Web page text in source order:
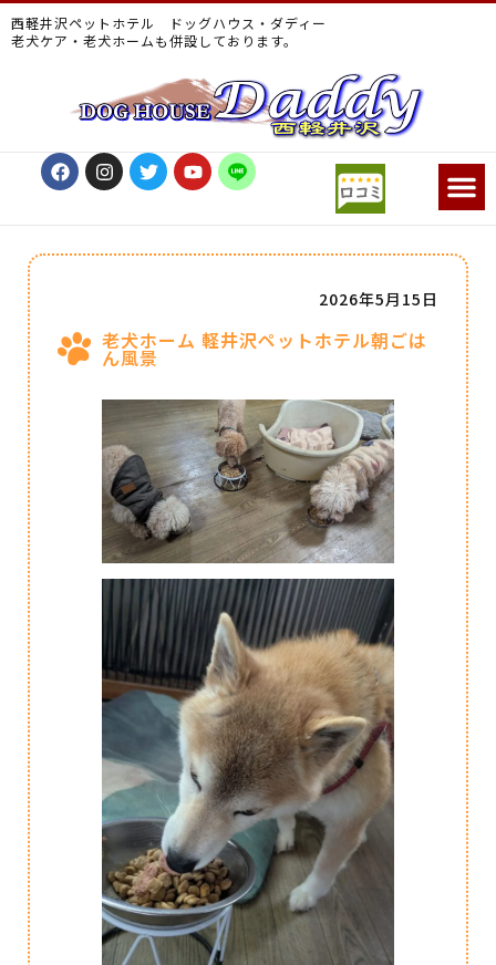
西軽井沢ペットホテル ドッグハウス・ダディー
老犬ケア・老犬ホームも併設しております。
老犬ホーム 軽井沢ペットホテル朝ごは
ん風景
2026年5月15日